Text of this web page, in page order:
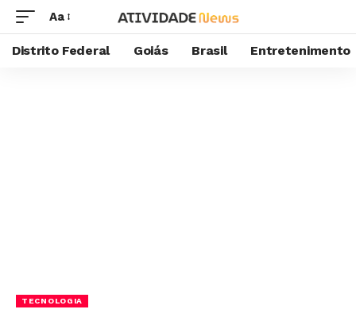
Aa
Distrito Federal Goiás Brasil Entretenimento
TECNOLOGIA